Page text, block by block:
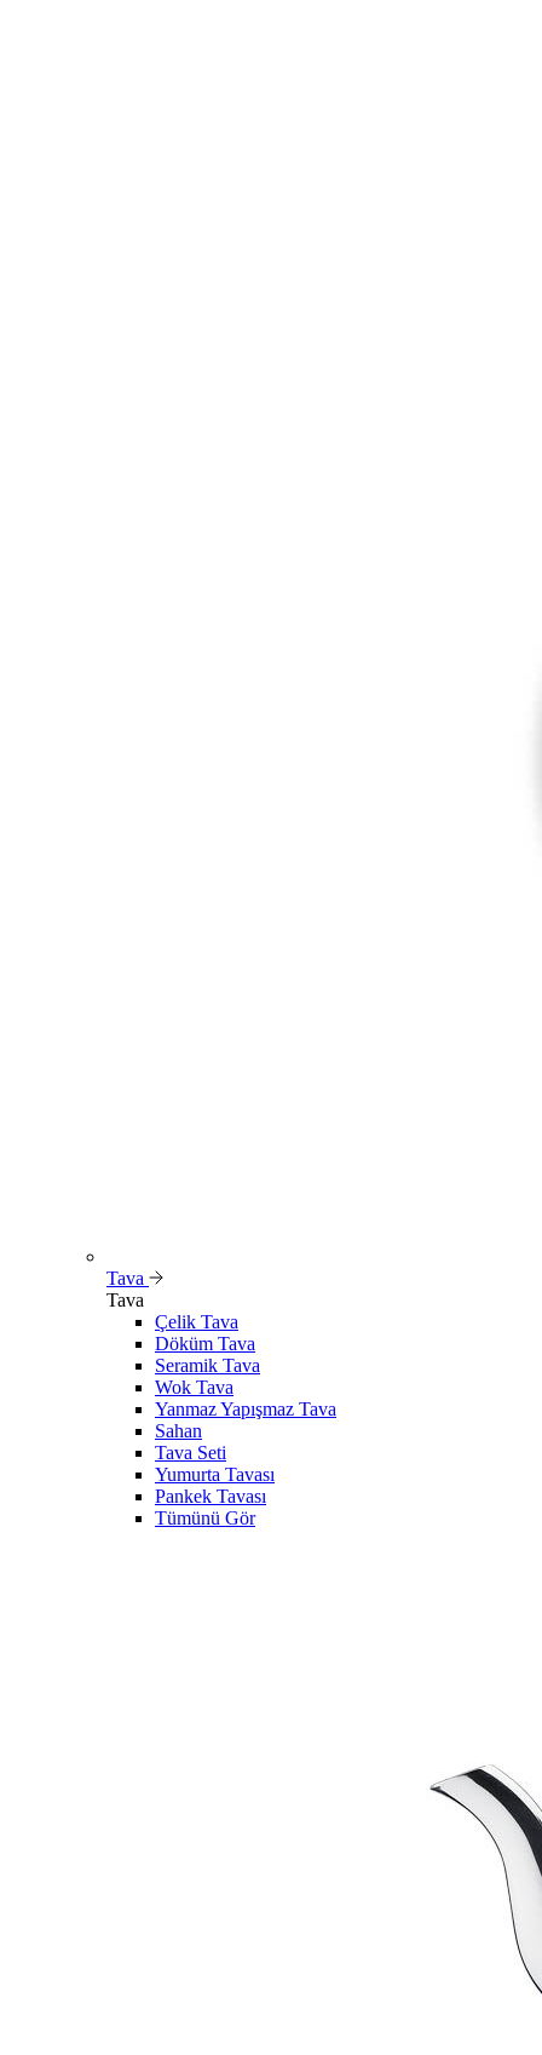
Tava
Tava
Çelik Tava
Döküm Tava
Seramik Tava
Wok Tava
Yanmaz Yapışmaz Tava
Sahan
Tava Seti
Yumurta Tavası
Pankek Tavası
Tümünü Gör